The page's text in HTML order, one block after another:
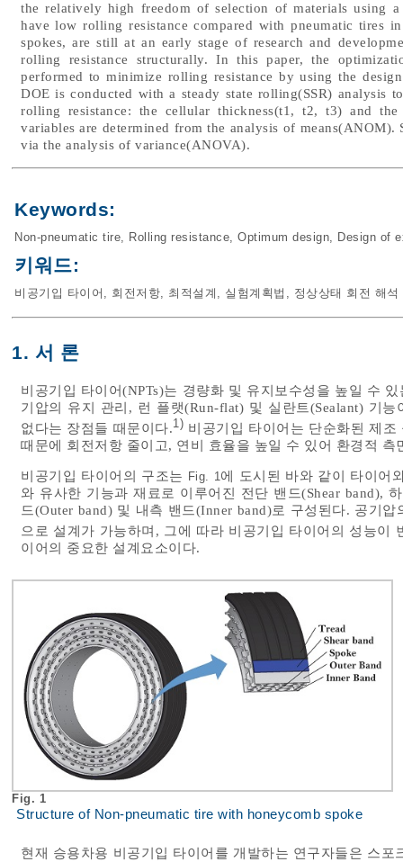
the relatively high freedom of selection of materials using
have low rolling resistance compared with pneumatic tires
spokes, are still at an early stage of research and
rolling resistance structurally. In this paper, the
performed to minimize rolling resistance by using the
DOE is conducted with a steady state rolling(SSR) analysis
rolling resistance: the cellular thickness(t1, t2, t3) and
variables are determined from the analysis of
via the analysis of variance(ANOVA).
Keywords:
Non-pneumatic tire, Rolling resistance, Optimum design, Design of
키워드:
비공기입 타이어 , 회전저항, 최적설계 , 실험계획법 , 정상상태 회전 해석
1. 서 론
비공기입 타이어(NPTs)는 경량화 및 유지보수성을 높일 수
기압의 유지 관리, 런 플랫(Run-flat) 및 실란트(Sealant) 기
없다는 장점들 때문이다.1) 비공기입 타이어는 단순화된 제
때문에 회전저항 줄이고, 연비 효율을 높일 수 있어 환경적 측
비공기입 타이어의 구조는 Fig. 1 에 도시된 바와 같이 타이어
와 유사한 기능과 재료로 이루어진 전단 밴드(Shear band),
드(Outer band) 및 내측 밴드(Inner band)로 구성된다. 공기
으로 설계가 가능하며, 그에 따라 비공기입 타이어의 성능이
이어의 중요한 설계요소이다.
Fig. 1
Structure of Non-pneumatic tire with honeycomb spoke
현재 승용차용 비공기입 타이어를 개발하는 연구자들은 스